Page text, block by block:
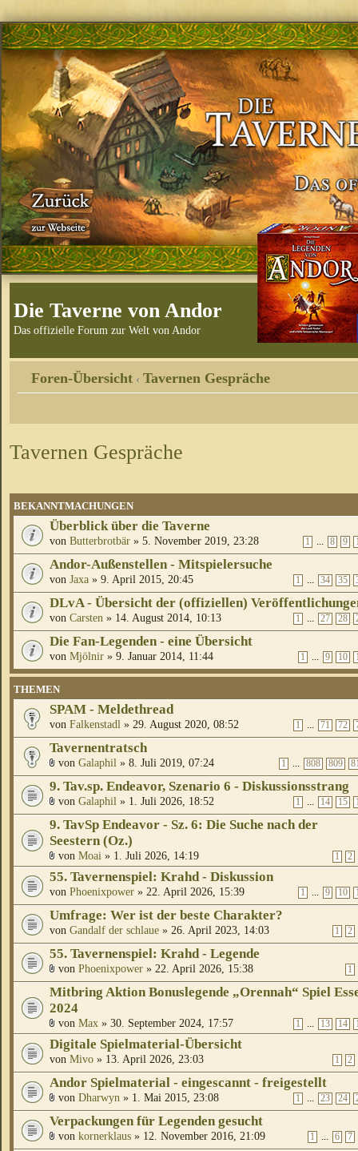
Die Taverne von Andor
Das offizielle Forum zur Welt von Andor
Foren-Übersicht ‹ Tavernen Gespräche
Tavernen Gespräche
BEKANNTMACHUNGEN
Überblick über die Taverne
1 ... 8 9
von Butterbrotbär » 5. November 2019, 23:28
Andor-Außenstellen - Mitspielersuche
1 ... 34 35
von Jaxa » 9. April 2015, 20:45
DLvA - Übersicht der (offiziellen)
1 ... 27 28
von Carsten » 14. August 2014, 10:13
Die Fan-Legenden - eine Übersicht
1 ... 9 10
von Mjölnir » 9. Januar 2014, 11:44
THEMEN
SPAM - Meldethread
1 ... 71 72
von Falkenstadl » 29. August 2020, 08:52
Tavernentratsch
1 ... 808 809
von Galaphil » 8. Juli 2019, 07:24
9. Tav.sp. Endeavor, Szenario 6 - Diskussionsstrang
1 ... 14 15
von Galaphil » 1. Juli 2026, 18:52
9. TavSp Endeavor - Sz. 6: Die Suche nach der
Seestern (Oz.)
1 2
von Moai » 1. Juli 2026, 14:19
55. Tavernenspiel: Krahd - Diskussion
1 ... 9 10
von Phoenixpower » 22. April 2026, 15:39
Umfrage: Wer ist der beste Charakter?
1 2
von Gandalf der schlaue » 26. April 2023, 14:03
55. Tavernenspiel: Krahd - Legende
1
von Phoenixpower » 22. April 2026, 15:38
Mitbring Aktion Bonuslegende „Orennah“ Spiel
2024
1 ... 13 14
von Max » 30. September 2024, 17:57
Digitale Spielmaterial-Übersicht
1 2
von Mivo » 13. April 2026, 23:03
Andor Spielmaterial - eingescannt - freigestellt
1 ... 23 24
von Dharwyn » 1. Mai 2015, 23:08
Verpackungen für Legenden gesucht
1 ... 6 7
von kornerklaus » 12. November 2016, 21:09